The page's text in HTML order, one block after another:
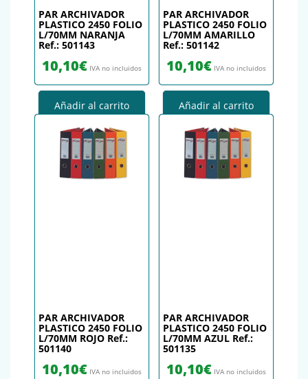
PAR ARCHIVADOR
PLASTICO 2450 FOLIO
L/70MM NARANJA
Ref.: 501143
10,10€ IVA no incluidos
Añadir al carrito
PAR ARCHIVADOR
PLASTICO 2450 FOLIO
L/70MM AMARILLO
Ref.: 501142
10,10€ IVA no incluidos
Añadir al carrito
PAR ARCHIVADOR
PLASTICO 2450 FOLIO
L/70MM ROJO Ref.:
501140
10,10€ IVA no incluidos
PAR ARCHIVADOR
PLASTICO 2450 FOLIO
L/70MM AZUL Ref.:
501135
10,10€ IVA no incluidos